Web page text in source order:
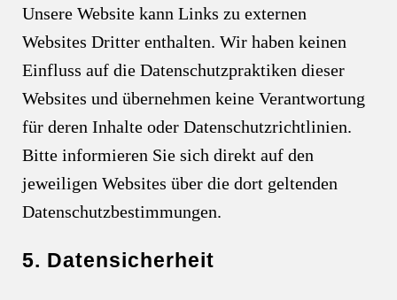
Unsere Website kann Links zu externen
Websites Dritter enthalten. Wir haben keinen
Einfluss auf die Datenschutzpraktiken dieser
Websites und übernehmen keine Verantwortung
für deren Inhalte oder Datenschutzrichtlinien.
Bitte informieren Sie sich direkt auf den
jeweiligen Websites über die dort geltenden
Datenschutzbestimmungen.
5. Datensicherheit